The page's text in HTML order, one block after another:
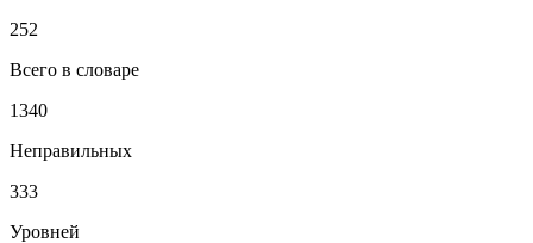
252
Всего в словаре
1340
Неправильных
333
Уровней